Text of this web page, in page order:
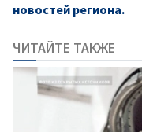
новостей региона.
ЧИТАЙТЕ ТАКЖЕ